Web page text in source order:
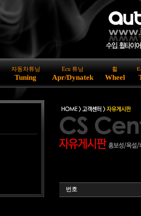
자동차튜닝
Tuning
Ecu 튜닝
Apr/Dynatek
휠
Wheel
번호